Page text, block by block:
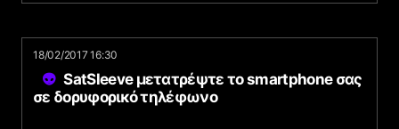
18/02/2017 16:30
SatSleeve μετατρέψτε το smartphone σας
σε δορυφορικό τηλέφωνο